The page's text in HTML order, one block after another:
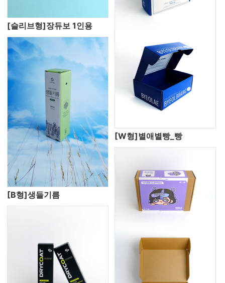
[슬리브형]장듀보 1인용
[B형]생들기름
[W형]별애별빵_빵